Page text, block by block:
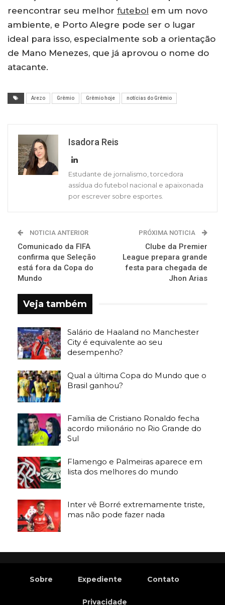
reencontrar seu melhor futebol em um novo
ambiente, e Porto Alegre pode ser o lugar
ideal para isso, especialmente sob a orientação
de Mano Menezes, que já aprovou o nome do
atacante.
Arezo Grêmio Grêmio hoje notícias do Grêmio
Isadora Reis
Estudante de jornalismo, torcedora
assídua do futebol nacional e apaixonada
por escrever sobre esportes.
NOTICIA ANTERIOR
Comunicado da FIFA
confirma que Seleção
está fora da Copa do
Mundo
PRÓXIMA NOTICIA
Clube da Premier
League prepara grande
festa para chegada de
Jhon Arias
Veja também
Salário de Haaland no Manchester
City é equivalente ao seu
desempenho?
Qual a última Copa do Mundo que o
Brasil ganhou?
Família de Cristiano Ronaldo fecha
acordo milionário no Rio Grande do
Sul
Flamengo e Palmeiras aparece em
lista dos melhores do mundo
Inter vê Borré extremamente triste,
mas não pode fazer nada
Sobre Expediente Contato
Privacidade